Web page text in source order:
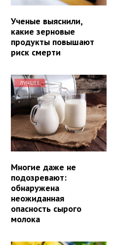
Ученые выяснили,
какие зерновые
продукты повышают
риск смерти
ЛУЧШЕЕ
Многие даже не
подозревают:
обнаружена
неожиданная
опасность сырого
молока